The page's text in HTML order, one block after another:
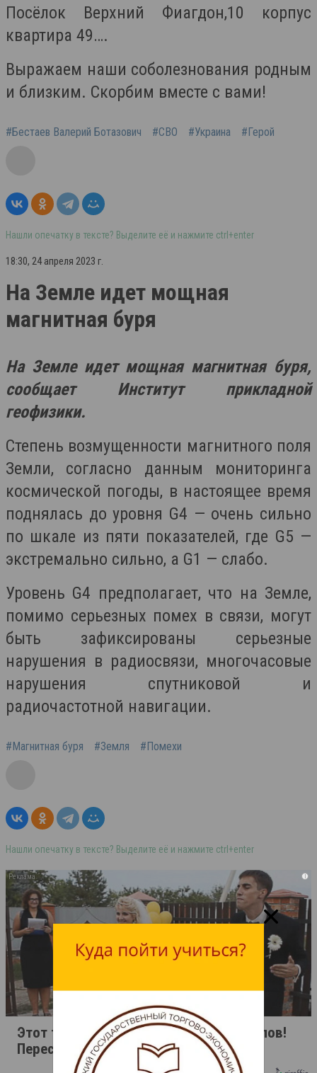
Посёлок Верхний Фиагдон,10 корпус
квартира 49….
Выражаем наши соболезнования родным
и близким. Скорбим вместе с вами!
#Бестаев Валерий Ботазович #СВО #Украина #Герой
Нашли опечатку в тексте? Выделите её и нажмите ctrl+enter
18:30, 24 апреля 2023 г.
На Земле идет мощная
магнитная буря
На Земле идет мощная магнитная буря,
сообщает Институт прикладной
геофизики.
Степень возмущенности магнитного поля
Земли, согласно данным мониторинга
космической погоды, в настоящее время
поднялась до уровня G4 — очень сильно
по шкале из пяти показателей, где G5 —
экстремально сильно, а G1 — слабо.
Уровень G4 предполагает, что на Земле,
помимо серьезных помех в связи, могут
быть зафиксированы серьезные
нарушения в радиосвязи, многочасовые
нарушения спутниковой и
радиочастотной навигации.
#Магнитная буря #Земля #Помехи
Нашли опечатку в тексте? Выделите её и нажмите ctrl+enter
i
Этот танец невесты оставит вас без слов!
Пересмотрела 10 раз